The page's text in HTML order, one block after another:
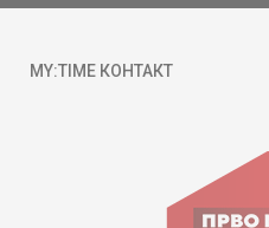
MY:TIME КОНТАКТ
ул. Гоце